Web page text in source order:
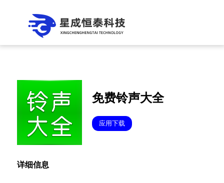
免费铃声大全
应用下载
详细信息